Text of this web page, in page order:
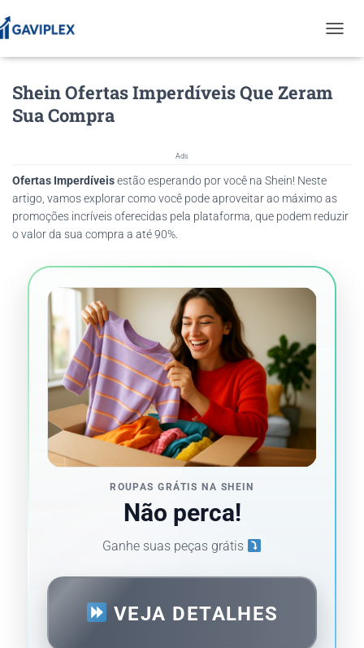
O
G
Shein Ofertas Imperdíveis Que Zeram
Sua Compra
Ads
Ofertas Imperdíveisestão esperando por você na Shein! Neste
artigo, vamos explorar como você pode aproveitar ao máximo as
promoções incríveis oferecidas pela plataforma, que podem reduzir
o valor da sua compra a até 90%.
ROUPAS GRÁTIS NA SHEIN
Não perca!
Ganhe suas peças grátis
VEJA DETALHES